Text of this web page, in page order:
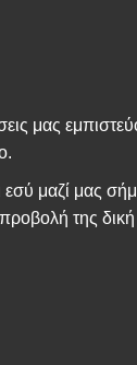
μας
εσύ μαζί μας
της